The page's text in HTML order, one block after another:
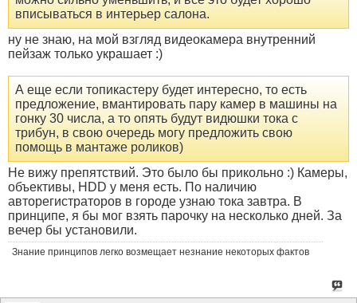
вписываться в интерьер салона.
ну не знаю, на мой взгляд видеокамера внутренний
пейзаж только украшает :)
А еще если топикастеру будет интересно, то есть
предложение, вмантировать пару камер в машины на
гонку 30 числа, а то опять будут видюшки тока с
трибун, в свою очередь могу предложить свою
помощь в мантаже роликов)
Не вижу препятствий. Это было бы прикольно :) Камеры,
объективы, HDD у меня есть. По наличию
авторегистраторов в городе узнаю тока завтра. В
принципе, я бы мог взять парочку на несколько дней. За
вечер бы установили.
Знание принципов легко возмещает незнание некоторых фактов